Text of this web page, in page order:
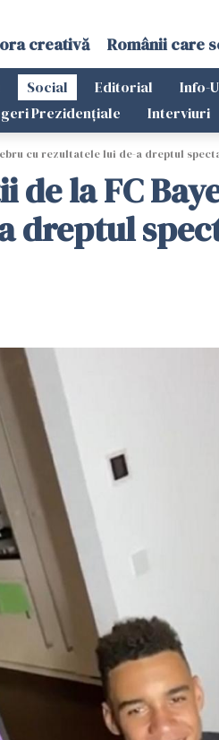
creativă Românii care
Social Editorial Info-
Prezidențiale Interviuri
cu rezultatele lui de-a dreptul
la FC
dreptul